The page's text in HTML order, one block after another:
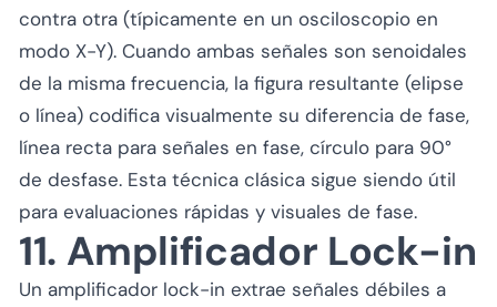
contra otra (típicamente en un osciloscopio en
modo X-Y). Cuando ambas señales son senoidales
de la misma frecuencia, la figura resultante (elipse
o línea) codifica visualmente su diferencia de fase,
línea recta para señales en fase, círculo para 90°
de desfase. Esta técnica clásica sigue siendo útil
para evaluaciones rápidas y visuales de fase.
11. Amplificador Lock-in
Un amplificador lock-in extrae señales débiles a